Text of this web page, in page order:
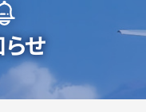
せ